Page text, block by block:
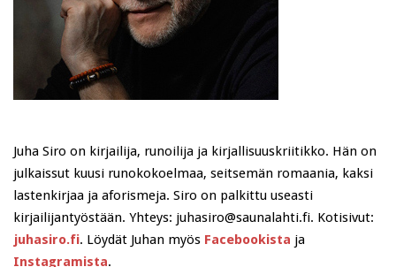
Juha Siro on kirjailija, runoilija ja kirjallisuuskriitikko. Hän on
julkaissut kuusi runokokoelmaa, seitsemän romaania, kaksi
lastenkirjaa ja aforismeja. Siro on palkittu useasti
kirjailijantyöstään. Yhteys: juhasiro@saunalahti.fi. Kotisivut:
juhasiro.fi. Löydät Juhan myös Facebookista ja
Instagramista.